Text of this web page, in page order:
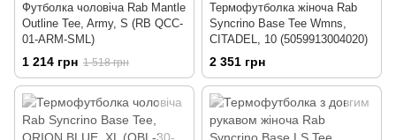
Футболка чоловіча Rab Mantle
Outline Tee, Army, S (RB QCC-
01-ARM-SML)
1 214 грн 1 518 грн
Термофутболка жіноча Rab
Syncrino Base Tee Wmns,
CITADEL, 10 (5059913004020)
2 351 грн